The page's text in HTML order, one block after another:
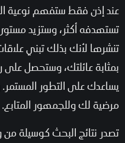
عند إذن فقط ستفهم نوعية
تستهدفه أكثر، وستزيد
تنشرها لأنك بذلك تبني
بمثابة عائلتك، وستحصل على
يساعدك على التطور المستمر.
مرضية لك وللجمهور المتابع.
تصدر نتائج البحث كوسيلة من